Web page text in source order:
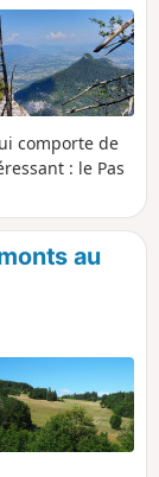
comporte de
: le Pas
au